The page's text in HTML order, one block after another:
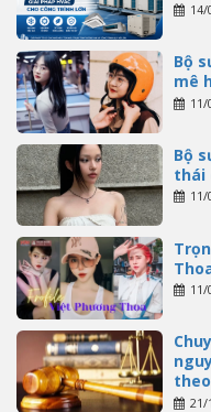
14/
Bộ
mê
11/
Bộ
thái
11/
11/
21/